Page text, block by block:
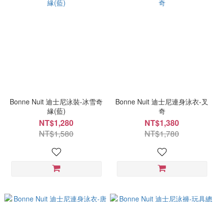
Bonne Nuit 迪士尼泳裝-冰雪奇
緣(藍)
NT$1,280
NT$1,580
Bonne Nuit 迪士尼連身泳衣-叉
奇
NT$1,380
NT$1,780